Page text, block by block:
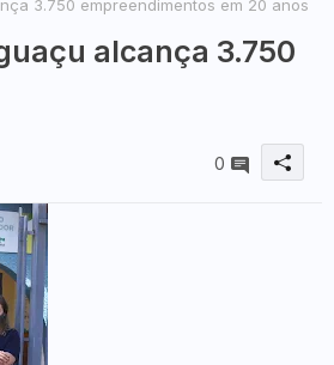
3.750 empreendimentos em 20 anos
alcança 3.750
0